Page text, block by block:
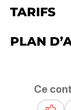
TARIFS
PLAN
Ce